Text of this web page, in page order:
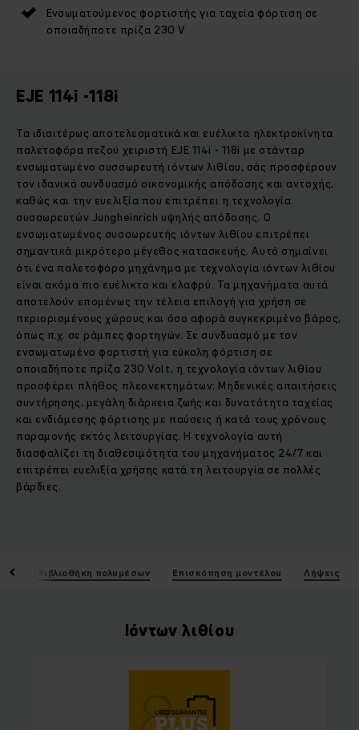
Ενσωματούμενος φορτιστής για ταχεία φόρτιση σε
οποιαδήποτε πρίζα 230 V
EJE 114i -118i
Τα ιδιαιτέρως αποτελεσματικά και ευέλικτα ηλεκτροκίνητα
παλετοφόρα πεζού χειριστή EJE 114i - 118i με στάνταρ
ενσωματωμένο συσσωρευτή ιόντων λιθίου, σάς προσφέρουν
τον ιδανικό συνδυασμό οικονομικής απόδοσης και αντοχής,
καθώς και την ευελιξία που επιτρέπει η τεχνολογία
συσσωρευτών Jungheinrich υψηλής απόδοσης. Ο
ενσωματωμένος συσσωρευτής ιόντων λιθίου επιτρέπει
σημαντικά μικρότερο μέγεθος κατασκευής. Αυτό σημαίνει
ότι ένα παλετοφόρο μηχάνημα με τεχνολογία ιόντων λιθίου
είναι ακόμα πιο ευέλικτο και ελαφρύ. Τα μηχανήματα αυτά
αποτελούν επομένως την τέλεια επιλογή για χρήση σε
περιορισμένους χώρους και όσο αφορά συγκεκριμένο βάρος,
όπως π.χ. σε ράμπες φορτηγών. Σε συνδυασμό με τον
ενσωματωμένο φορτιστή για εύκολη φόρτιση σε
οποιαδήποτε πρίζα 230 Volt, η τεχνολογία ιόντων λιθίου
προσφέρει πλήθος πλεονεκτημάτων: Μηδενικές απαιτήσεις
συντήρησης, μεγάλη διάρκεια ζωής και δυνατότητα ταχείας
και ενδιάμεσης φόρτισης με παύσεις ή κατά τους χρόνους
παραμονής εκτός λειτουργίας. Η τεχνολογία αυτή
διασφαλίζει τη διαθεσιμότητα του μηχανήματος 24/7 και
επιτρέπει ευελιξία χρήσης κατά τη λειτουργία σε πολλές
βάρδιες.
Βιβλιοθήκη πολυμέσων Επισκόπηση μοντέλου Λήψεις
Ιόντων λιθίου